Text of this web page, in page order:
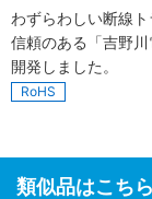
わずらわしい断線
信頼のある「吉野
開発しました。
RoHS
類似品はこちら